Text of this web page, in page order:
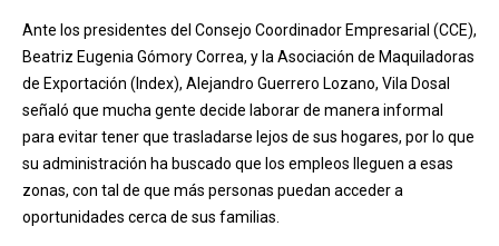
Ante los presidentes del Consejo Coordinador Empresarial (CCE),
Beatriz Eugenia Gómory Correa, y la Asociación de Maquiladoras
de Exportación (Index), Alejandro Guerrero Lozano, Vila Dosal
señaló que mucha gente decide laborar de manera informal
para evitar tener que trasladarse lejos de sus hogares, por lo que
su administración ha buscado que los empleos lleguen a esas
zonas, con tal de que más personas puedan acceder a
oportunidades cerca de sus familias.